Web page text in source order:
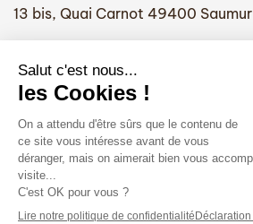
13 bis, Quai Carnot 49400 Saumur
info@hautefidelite-saumur.com
Liens
Contact
Mentions légales